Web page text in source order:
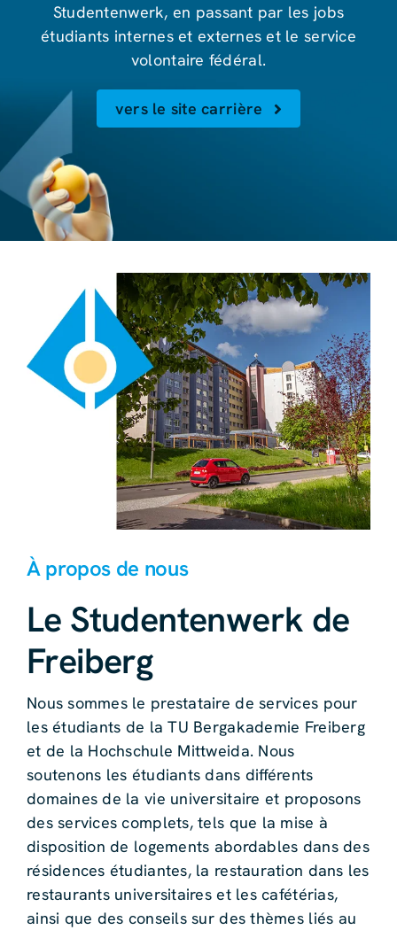
Studentenwerk, en passant par les jobs
étudiants internes et externes et le service
volontaire fédéral.
vers le site carrière
À propos de nous
Le Studentenwerk de
Freiberg
Nous sommes le prestataire de services pour
les étudiants de la TU Bergakademie Freiberg
et de la Hochschule Mittweida. Nous
soutenons les étudiants dans différents
domaines de la vie universitaire et proposons
des services complets, tels que la mise à
disposition de logements abordables dans des
résidences étudiantes, la restauration dans les
restaurants universitaires et les cafétérias,
ainsi que des conseils sur des thèmes liés au